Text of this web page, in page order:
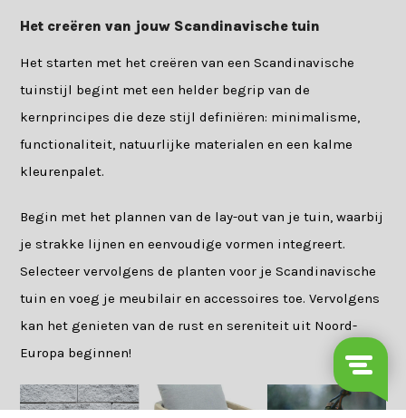
Het creëren van jouw Scandinavische tuin
Het starten met het creëren van een Scandinavische
tuinstijl begint met een helder begrip van de
kernprincipes die deze stijl definiëren: minimalisme,
functionaliteit, natuurlijke materialen en een kalme
kleurenpalet.
Begin met het plannen van de lay-out van je tuin, waarbij
je strakke lijnen en eenvoudige vormen integreert.
Selecteer vervolgens de planten voor je Scandinavische
tuin en voeg je meubilair en accessoires toe. Vervolgens
kan het genieten van de rust en sereniteit uit Noord-
Europa beginnen!